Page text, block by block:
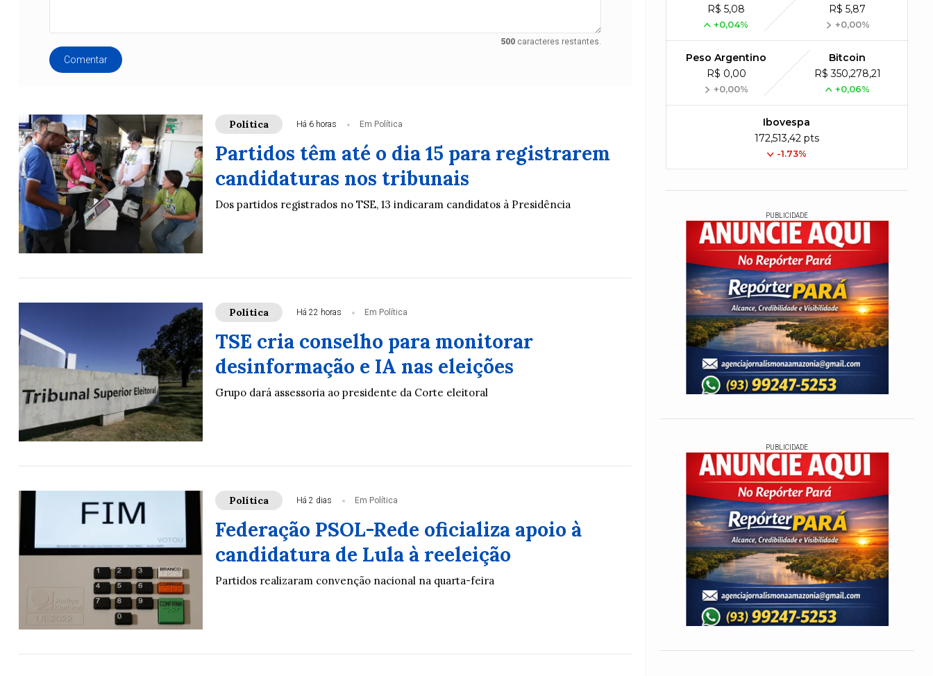
500caracteres restantes.
Comentar
Política Há 6 horas Em Política
Partidos têm até o dia 15 para registrarem
candidaturas nos tribunais
Dos partidos registrados no TSE, 13 indicaram candidatos à Presidência
Política Há 22 horas Em Política
TSE cria conselho para monitorar
desinformação e IA nas eleições
Grupo dará assessoria ao presidente da Corte eleitoral
Política Há 2 dias Em Política
Federação PSOL-Rede oficializa apoio à
candidatura de Lula à reeleição
Partidos realizaram convenção nacional na quarta-feira
R$ 5,08
+0,04%
R$ 5,87
+0,00%
Peso Argentino
R$ 0,00
+0,00%
Bitcoin
R$ 350,278,21
+0,06%
Ibovespa
172,513,42 pts
-1.73%
PUBLICIDADE
PUBLICIDADE